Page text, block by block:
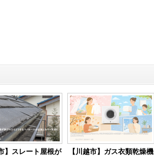
】スレート屋根が
【川越市】ガス衣類乾燥機